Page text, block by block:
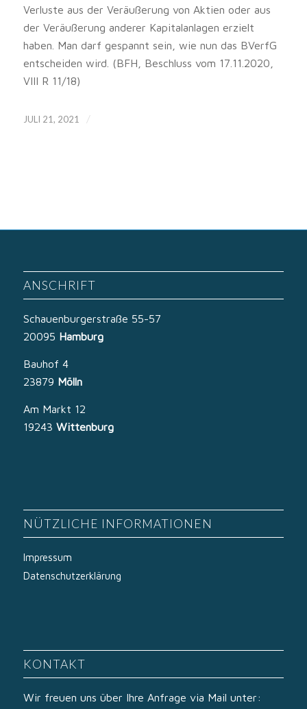
Verluste aus der Veräußerung von Aktien oder aus
der Veräußerung anderer Kapitalanlagen erzielt
haben. Man darf gespannt sein, wie nun das BVerfG
entscheiden wird. (BFH, Beschluss vom 17.11.2020,
VIII R 11/18)
JULI 21, 2021 /
ANSCHRIFT
Schauenburgerstraße 55-57
20095 Hamburg
Bauhof 4
23879 Mölln
Am Markt 12
19243 Wittenburg
NÜTZLICHE INFORMATIONEN
Impressum
Datenschutzerklärung
KONTAKT
Wir freuen uns über Ihre Anfrage via Mail unter: